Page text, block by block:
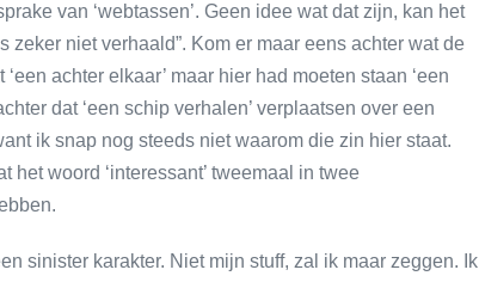
van ‘webtassen’. Geen idee wat dat zijn, kan het
niet verhaald”. Kom er maar eens achter wat de
achter elkaar’ maar hier had moeten staan ‘een
dat ‘een schip verhalen’ verplaatsen over een
ik snap nog steeds niet waarom die zin hier staat.
woord ‘interessant’ tweemaal in twee
sinister karakter. Niet mijn stuff, zal ik maar zeggen. Ik